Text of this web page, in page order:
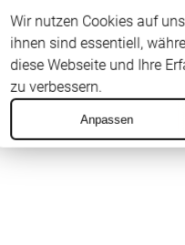
Wir nutzen Cookies auf
ihnen sind essentiell,
diese Webseite und Ihre
zu verbessern.
Anpassen